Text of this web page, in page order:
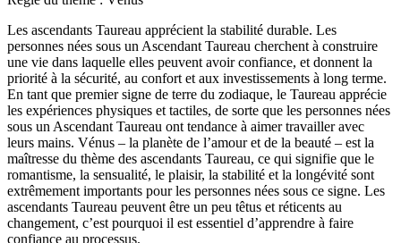
Les ascendants Taureau apprécient la stabilité durable. Les
personnes nées sous un Ascendant Taureau cherchent à construire
une vie dans laquelle elles peuvent avoir confiance, et donnent la
priorité à la sécurité, au confort et aux investissements à long terme.
En tant que premier signe de terre du zodiaque, le Taureau apprécie
les expériences physiques et tactiles, de sorte que les personnes nées
sous un Ascendant Taureau ont tendance à aimer travailler avec
leurs mains. Vénus – la planète de l’amour et de la beauté – est la
maîtresse du thème des ascendants Taureau, ce qui signifie que le
romantisme, la sensualité, le plaisir, la stabilité et la longévité sont
extrêmement importants pour les personnes nées sous ce signe. Les
ascendants Taureau peuvent être un peu têtus et réticents au
changement, c’est pourquoi il est essentiel d’apprendre à faire
confiance au processus.